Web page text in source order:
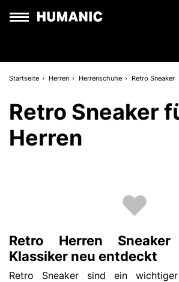
Startseite Herren Herrenschuhe Retro Sneaker
Retro Sneaker
Herren
Retro Herren
Klassiker neu entdeckt
Retro Sneaker sind ein